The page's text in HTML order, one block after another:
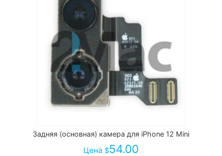
Задняя (основная) камера для iPhone 12 Mini
Цена $54.00